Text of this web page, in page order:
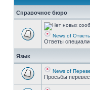
Справочное бюро
News of
Ответы
Язык
News of
Просьбы